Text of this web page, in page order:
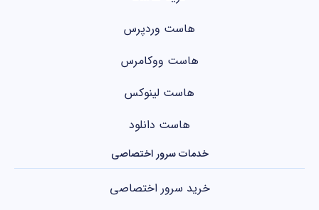
هاست وردپرس
هاست ووکامرس
هاست لینوکس
هاست دانلود
خدمات سرور اختصاصی
خرید سرور اختصاصی